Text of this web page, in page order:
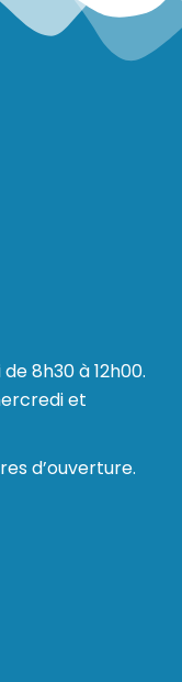
8h30 à 12h00.
et
d’ouverture.